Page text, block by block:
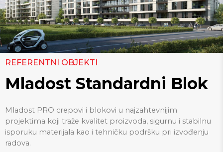
REFERENTNI OBJEKTI
Mladost Standardni Blok
Mladost PRO crepovi i blokovi u najzahtevnijim
projektima koji traže kvalitet proizvoda, sigurnu i stabilnu
isporuku materijala kao i tehničku podršku pri izvođenju
radova.